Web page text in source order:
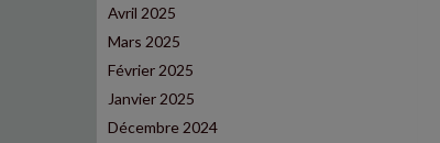
Avril 2025
Mars 2025
Février 2025
Janvier 2025
Décembre 2024